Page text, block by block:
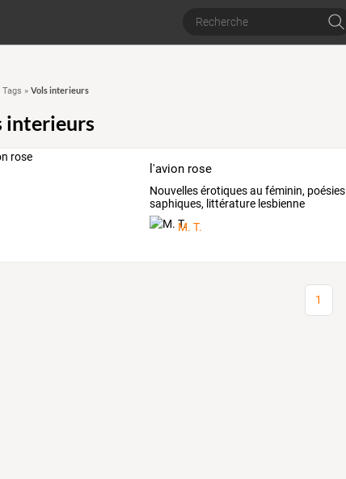
Tags » Vols interieurs
interieurs
l'avion rose
Nouvelles érotiques au féminin, poésies
saphiques, littérature lesbienne
M. T.
1